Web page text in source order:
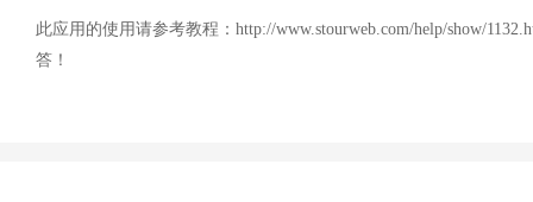
此应用的使用请参考教程： http://www.stourweb.com/help/show/
答！